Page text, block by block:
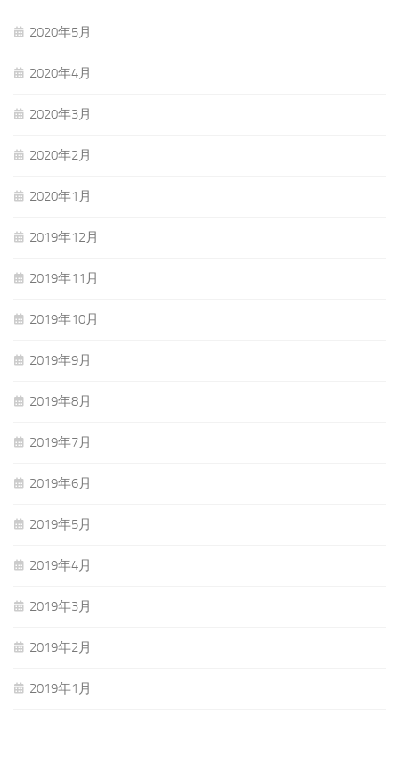
2020年5月
2020年4月
2020年3月
2020年2月
2020年1月
2019年12月
2019年11月
2019年10月
2019年9月
2019年8月
2019年7月
2019年6月
2019年5月
2019年4月
2019年3月
2019年2月
2019年1月